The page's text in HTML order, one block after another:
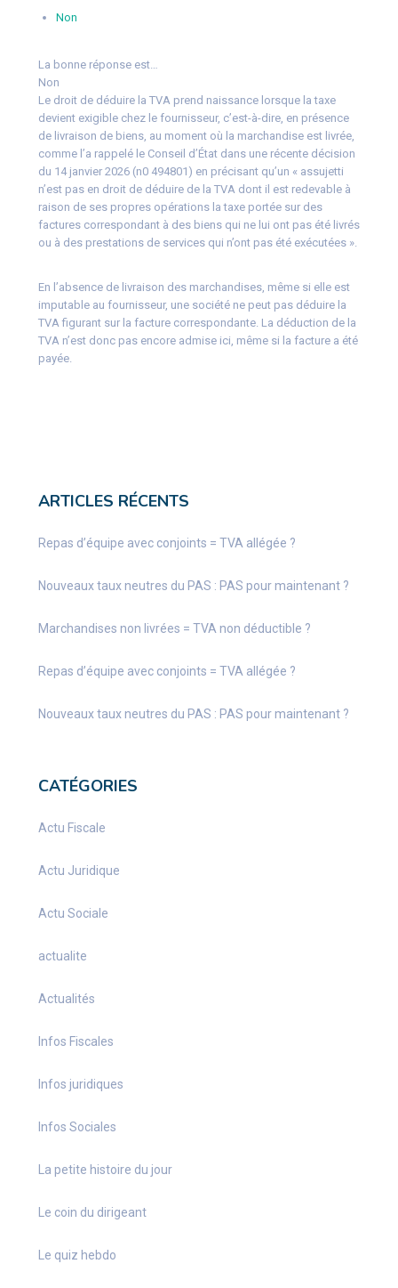
Non
La bonne réponse est…
Non
Le droit de déduire la TVA prend naissance lorsque la taxe
devient exigible chez le fournisseur, c’est-à-dire, en présence
de livraison de biens, au moment où la marchandise est livrée,
comme l’a rappelé le Conseil d’État dans une récente décision
du 14 janvier 2026 (n0 494801) en précisant qu’un « assujetti
n’est pas en droit de déduire de la TVA dont il est redevable à
raison de ses propres opérations la taxe portée sur des
factures correspondant à des biens qui ne lui ont pas été livrés
ou à des prestations de services qui n’ont pas été exécutées ».
En l’absence de livraison des marchandises, même si elle est
imputable au fournisseur, une société ne peut pas déduire la
TVA figurant sur la facture correspondante. La déduction de la
TVA n’est donc pas encore admise ici, même si la facture a été
payée.
ARTICLES RÉCENTS
Repas d’équipe avec conjoints = TVA allégée ?
Nouveaux taux neutres du PAS : PAS pour maintenant ?
Marchandises non livrées = TVA non déductible ?
Repas d’équipe avec conjoints = TVA allégée ?
Nouveaux taux neutres du PAS : PAS pour maintenant ?
CATÉGORIES
Actu Fiscale
Actu Juridique
Actu Sociale
actualite
Actualités
Infos Fiscales
Infos juridiques
Infos Sociales
La petite histoire du jour
Le coin du dirigeant
Le quiz hebdo